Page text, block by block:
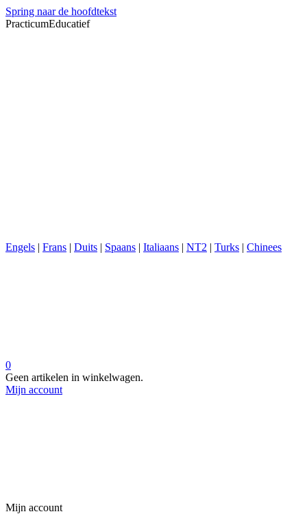
Spring naar de hoofdtekst
PracticumEducatief
Engels | Frans | Duits | Spaans | Italiaans | NT2 | Turks | Chinees
0
Geen artikelen in winkelwagen.
Mijn account
Mijn account